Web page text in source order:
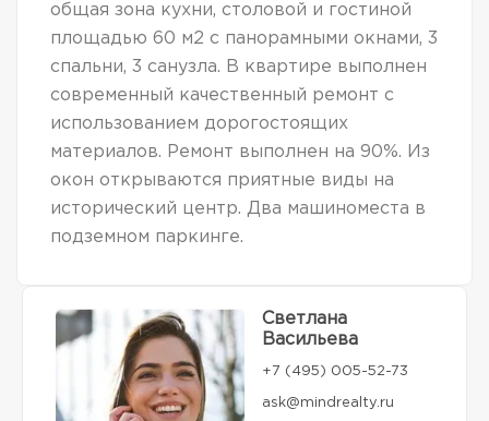
общая зона кухни, столовой и гостиной
площадью 60 м2 с панорамными окнами, 3
спальни, 3 санузла. В квартире выполнен
современный качественный ремонт с
использованием дорогостоящих
материалов. Ремонт выполнен на 90%. Из
окон открываются приятные виды на
исторический центр. Два машиноместа в
подземном паркинге.
Светлана
Васильева
+7 (495) 005-52-73
ask@mindrealty.ru